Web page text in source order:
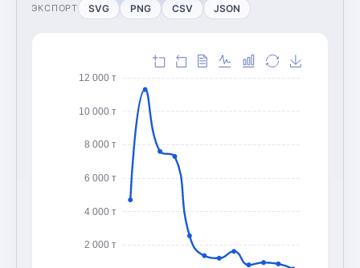
ЭКСПОРТ SVG PNG CSV JSON
2 000 т
4 000 т
6 000 т
8 000 т
10 000 т
12 000 т